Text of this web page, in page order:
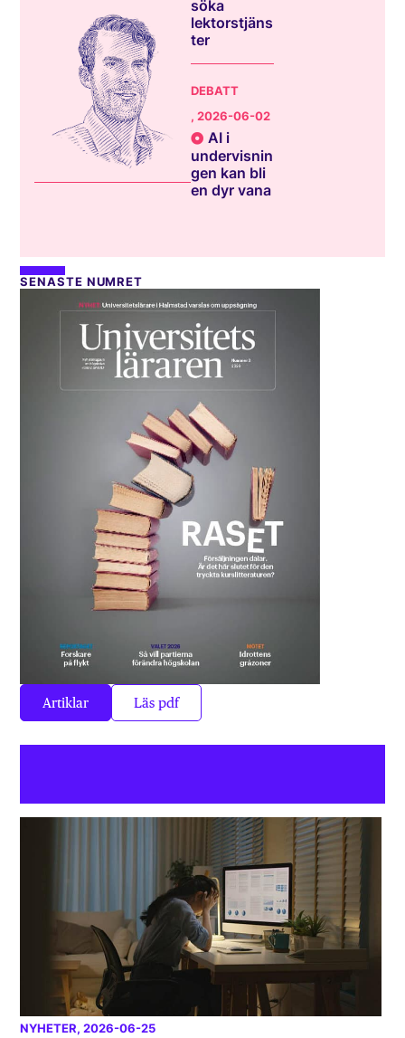
söka
lektorstjäns
ter
DEBATT
, 2026-06-02
AI i
undervisnin
gen kan bli
en dyr vana
SENASTE NUMRET
Artiklar Läs pdf
NYHETER, 2026-06-25